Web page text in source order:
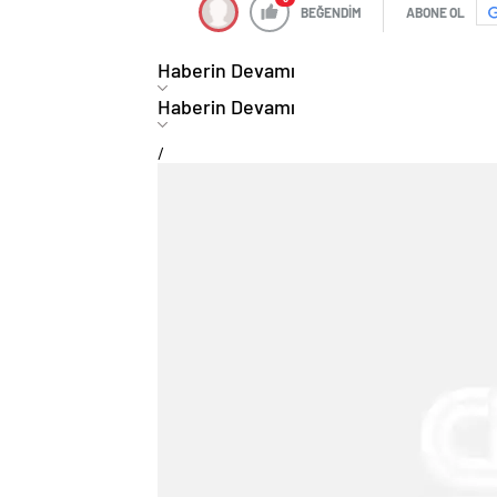
BEĞENDİM ABONE OL
Haberin Devamı
Haberin Devamı
/